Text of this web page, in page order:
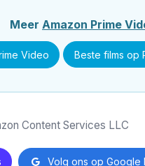
Meer Amazon Prime
Video Beste films op
Content Services LLC
Volg ons op Google